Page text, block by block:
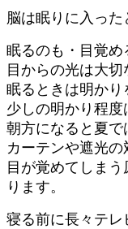
脳は眠りに入っ
眠るのも・目覚め
目からの光は大
眠るときは明か
少しの明かり程度
朝方になると夏
カーテンや遮光の
目が覚めてしまう
ります。
寝る前に長々テレ